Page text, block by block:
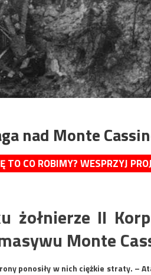
nad Monte
TO CO ROBIMY? WESPRZYJ
żołnierze II
Monte
ponosiły w nich ciężkie straty. –